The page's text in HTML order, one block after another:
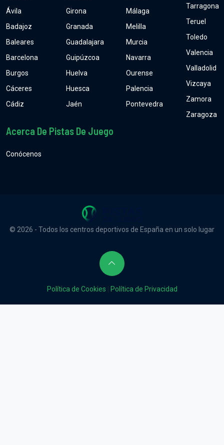
Ávila
Badajoz
Baleares
Barcelona
Burgos
Cáceres
Cádiz
Girona
Granada
Guadalajara
Guipúzcoa
Huelva
Huesca
Jaén
Málaga
Melilla
Murcia
Navarra
Ourense
Palencia
Pontevedra
Tarragona
Teruel
Toledo
Valencia
Valladolid
Vizcaya
Zamora
Zaragoza
Acerca De Pistas De Juego
Conócenos
© 2026 - Todos los centros deportivos de España en un solo lugar
Política de Cookies Política de Privacidad